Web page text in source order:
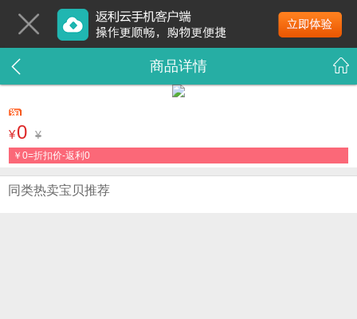
商品详情
¥0 ¥
￥0=折扣价-返利0
同类热卖宝贝推荐